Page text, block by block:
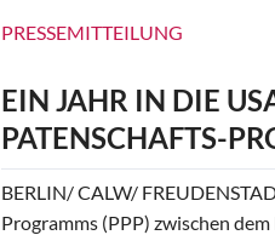
PRESSEMITTEILUNG
EIN JAHR IN DIE
PATENSCHAFTS-
BERLIN/ CALW/
Programms (PPP) zwischen